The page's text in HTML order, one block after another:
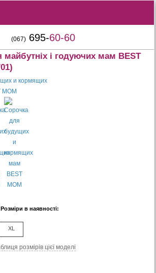
(067) 695-60-60
майбутніх і годуючих мам BEST
Розміри в наявності:
XL
розмiрiв цiєї моделi